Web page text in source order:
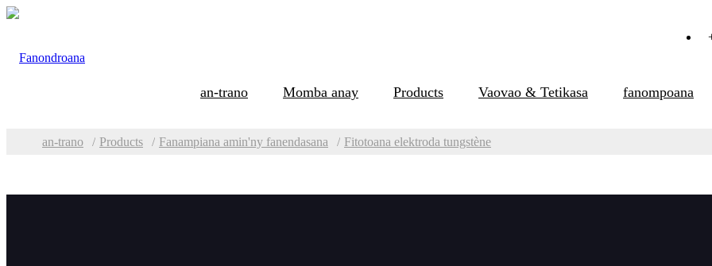
an-trano Momba anay Products Vaovao & Tetikasa fanompoana
an-trano Products Fanampiana amin'ny fanendasana Fitotoana elektroda tungstène